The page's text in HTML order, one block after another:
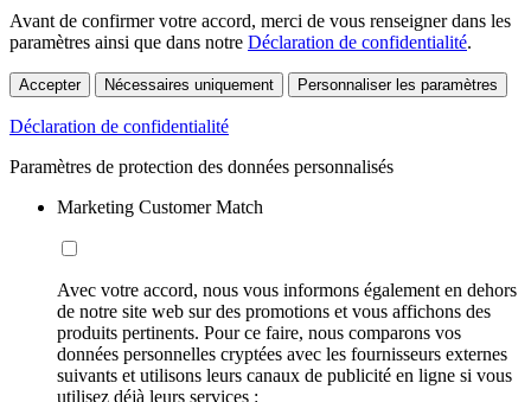
Avant de confirmer votre accord, merci de vous renseigner dans les
paramètres ainsi que dans notre Déclaration de confidentialité.
Accepter Nécessaires uniquement Personnaliser les paramètres
Déclaration de confidentialité
Paramètres de protection des données personnalisés
Marketing Customer Match
Avec votre accord, nous vous informons également en dehors
de notre site web sur des promotions et vous affichons des
produits pertinents. Pour ce faire, nous comparons vos
données personnelles cryptées avec les fournisseurs externes
suivants et utilisons leurs canaux de publicité en ligne si vous
utilisez déjà leurs services :